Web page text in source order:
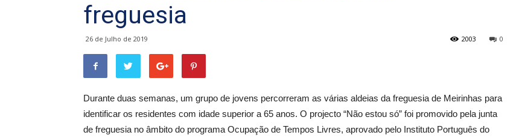
freguesia
26 de Julho de 2019 0
2003
Durante duas semanas, um grupo de jovens percorreram as várias aldeias da freguesia de Meirinhas para
identificar os residentes com idade superior a 65 anos. O projecto “Não estou só” foi promovido pela junta
de freguesia no âmbito do programa Ocupação de Tempos Livres, aprovado pelo Instituto Português do